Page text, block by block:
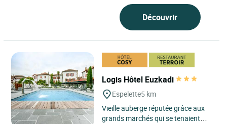
Découvrir
Logis Hôtel Euzkadi
Espelette5 km
Vieille auberge réputée grâce aux
grands marchés qui se tenaient